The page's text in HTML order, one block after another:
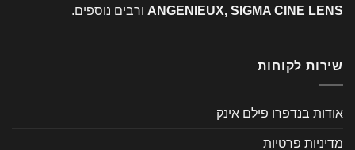
ANGENIEUX, SIGMA CINE LENS ורבים נוספים.
שירות לקוחות
אודות בנדפרו פילם אינק
מדיניות פרטיות